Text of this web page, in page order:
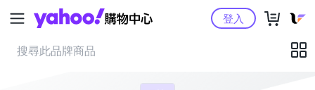
Yahoo購物中心登入